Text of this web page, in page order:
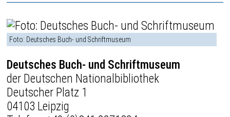
Foto: Deutsches Buch- und Schriftmuseum
Deutsches Buch- und Schriftmuseum
der Deutschen Nationalbibliothek
Deutscher Platz 1
04103 Leipzig